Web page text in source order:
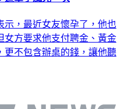
示，最近女友懷孕了，他也
女方要求他支付聘金、黃金
更不包含辦桌的錢，讓他聽